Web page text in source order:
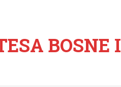
BOSNE I